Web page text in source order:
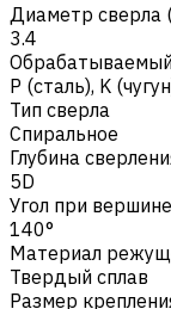
Диаметр сверла
3.4
Р (сталь), K
Тип сверла
Спиральное
Глубина
5D
Угол при
140°
Материал
Твердый сплав
Размер